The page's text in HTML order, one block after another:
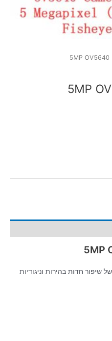
שיפור חדות בהירות וניגודיות